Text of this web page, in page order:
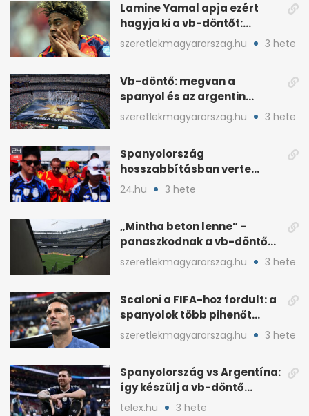
Lamine Yamal apja ezért
hagyja ki a vb-döntőt:
otthonról szurkol
szeretlekmagyarorszag.hu 3 hete
Vb-döntő: megvan a
spanyol és az argentin
kezdő, Montiel bekerült
szeretlekmagyarorszag.hu 3 hete
Spanyolország
hosszabbításban verte
Argentínát: Ferran Torres
24.hu 3 hete
„Mintha beton lenne” –
panaszkodnak a vb-döntő
MetLife-pályájára
szeretlekmagyarorszag.hu 3 hete
Scaloni a FIFA-hoz fordult: a
spanyolok több pihenőt
kaptak a vb-döntőre
szeretlekmagyarorszag.hu 3 hete
Spanyolország vs Argentína:
így készülj a vb-döntő
taktikai csatájára
telex.hu 3 hete